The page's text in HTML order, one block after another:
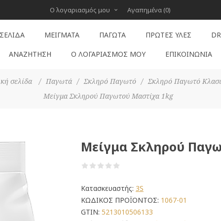
Ο λογαριασμός μου Αγαπημένα (0)
ΜΕΊΓΜΑΤΑ ΠΑΓΩΤΆ ΠΡΏΤΕΣ ΎΛΕΣ
ΑΝΑΖΉΤΗΣΗ Ο ΛΟΓΑΡΙΑΣΜΌΣ ΜΟΥ ΕΠΙΚΟΙΝΩΝΊΑ
σελίδα / Παγωτά / Σκληρό Παγωτό / Σκληρό Παγωτό
Μείγμα Σκληρού Παγωτού Μαστίχα 1kg
Μείγμα Σκληρού
Κατασκευαστής: 3S
ΚΩΔΙΚΟΣ ΠΡΟΪΟΝΤΟΣ: 1067-01
GTIN: 5213010506133